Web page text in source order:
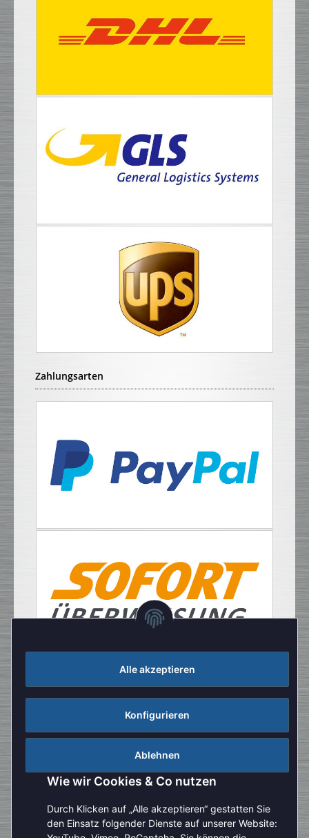
Alle akzeptieren
Konfigurieren
Ablehnen
Wie wir Cookies & Co nutzen
Durch Klicken auf „Alle akzeptieren“ gestatten Sie
den Einsatz folgender Dienste auf unserer Website:
Zahlungsarten